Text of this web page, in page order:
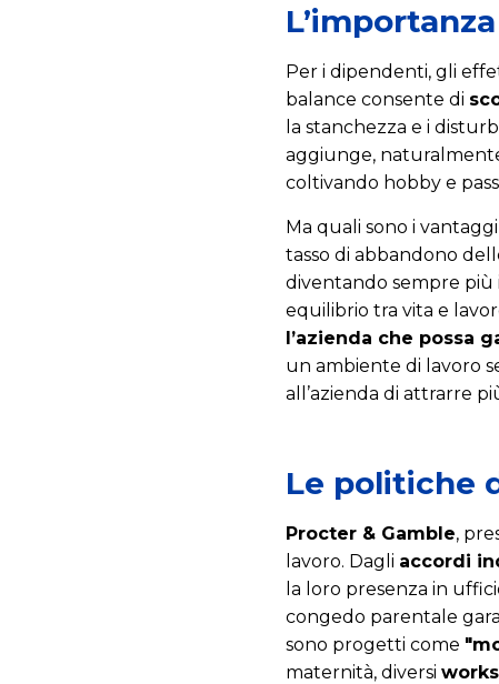
Per i dipendenti, gli
balance consente di
la stanchezza e i
aggiunge,
coltivando hobby e
Ma quali sono i
tasso di abbandono
diventando sempre più
equilibrio tra vita e
l’azienda che possa
un ambiente di lavoro
all’azienda di attrarre
Le politiche
Procter & Gamble,
lavoro. Dagli accordi
la loro presenza in
congedo parentale
sono progetti come
maternità, diversi